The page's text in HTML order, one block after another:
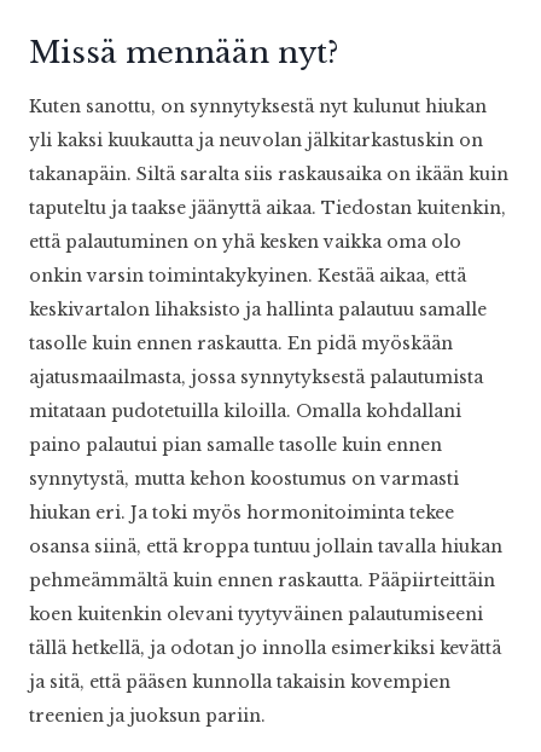
Missä mennään nyt?
Kuten sanottu, on synnytyksestä nyt kulunut hiukan
yli kaksi kuukautta ja neuvolan jälkitarkastuskin on
takanapäin. Siltä saralta siis raskausaika on ikään kuin
taputeltu ja taakse jäänyttä aikaa. Tiedostan kuitenkin,
että palautuminen on yhä kesken vaikka oma olo
onkin varsin toimintakykyinen. Kestää aikaa, että
keskivartalon lihaksisto ja hallinta palautuu samalle
tasolle kuin ennen raskautta. En pidä myöskään
ajatusmaailmasta, jossa synnytyksestä palautumista
mitataan pudotetuilla kiloilla. Omalla kohdallani
paino palautui pian samalle tasolle kuin ennen
synnytystä, mutta kehon koostumus on varmasti
hiukan eri. Ja toki myös hormonitoiminta tekee
osansa siinä, että kroppa tuntuu jollain tavalla hiukan
pehmeämmältä kuin ennen raskautta. Pääpiirteittäin
koen kuitenkin olevani tyytyväinen palautumiseeni
tällä hetkellä, ja odotan jo innolla esimerkiksi kevättä
ja sitä, että pääsen kunnolla takaisin kovempien
treenien ja juoksun pariin.